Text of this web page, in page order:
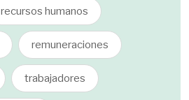
recursos humanos
remuneraciones
trabajadores